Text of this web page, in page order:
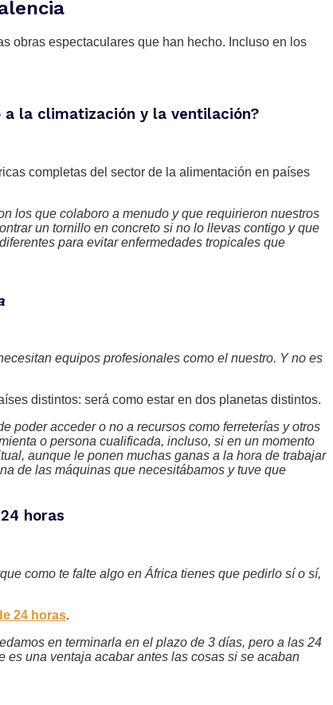
obras espectaculares que han hecho. Incluso en los
la climatización y la ventilación?
completas del sector de la alimentación en países
los que colaboro a menudo y que requirieron nuestros
un tornillo en concreto si no lo llevas contigo y que
para evitar enfermedades tropicales que
equipos profesionales como el nuestro. Y no es
distintos: será como estar en dos planetas distintos.
poder acceder o no a recursos como ferreterías y otros
o persona cualificada, incluso, si en un momento
aunque le ponen muchas ganas a la hora de trabajar
de las máquinas que necesitábamos y tuve que
horas
como te falte algo en África tienes que pedirlo sí o sí,
24 horas.
en terminarla en el plazo de 3 días, pero a las 24
una ventaja acabar antes las cosas si se acaban